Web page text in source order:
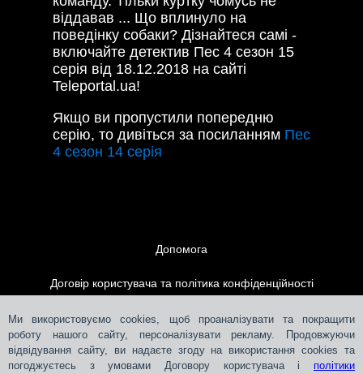
Ми використовуємо cookies, щоб проаналізувати та покращити
роботу нашого сайту, персоналізувати рекламу. Продовжуючи
відвідування сайту, ви надаєте згоду на використання cookies та
погоджуєтесь з умовами Договору користувача і політики
віддавав ... Що вплинуло на
поведінку собаки? Дізнайтеся самі -
включайте детектив Пес 4 сезон 15
серія від 18.12.2018 на сайті
Teleportal.ua!
Якщо ви пропустили попередню
серію, то дивіться за посиланням Пес
4 сезон 14 серія
Допомога
Договір користувача та політика конфіденційності
Контакти
Розміщення реклами